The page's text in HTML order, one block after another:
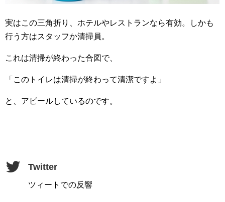
実はこの三角折り、ホテルやレストランなら有効。しかも
行う方はスタッフか清掃員。
これは清掃が終わった合図で、
「このトイレは清掃が終わって清潔ですよ」
と、アピールしているのです。
Twitter
ツィートでの反響